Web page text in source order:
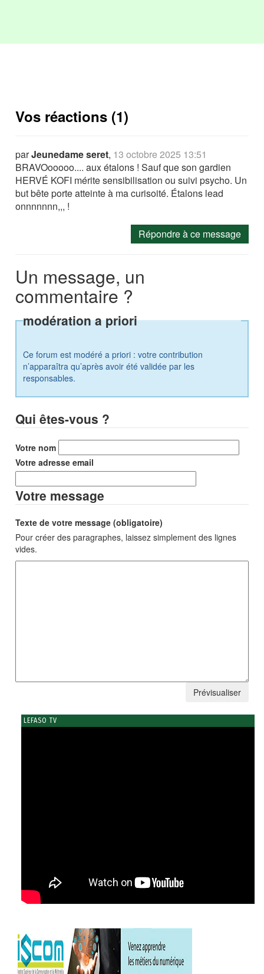
Vos réactions (1)
parJeunedame seret, 13 octobre 2025 13:51
BRAVOooooo.... aux étalons ! Sauf que son gardien
HERVÉ KOFI mérite sensibilisation ou suivi psycho. Un
but bête porte atteinte à ma curisoité. Étalons lead
onnnnnnn,,, !
Répondre à ce message
Un message, un
commentaire ?
modération a priori
Ce forum est modéré a priori : votre contribution
n’apparaîtra qu’après avoir été validée par les
responsables.
Qui êtes-vous ?
Votre nom
Votre adresse email
Votre message
Texte de votre message (obligatoire)
Pour créer des paragraphes, laissez simplement des lignes
vides.
LEFASO TV